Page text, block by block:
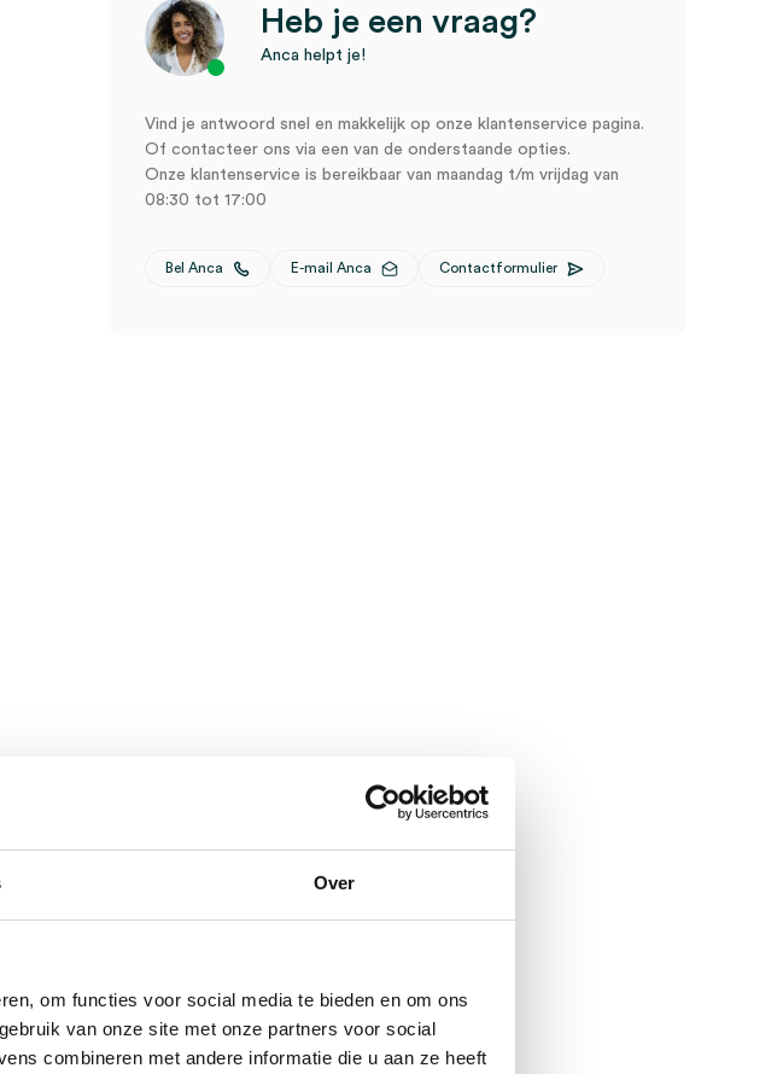
Over
om functies voor social media te bieden en om ons
van onze site met onze partners voor social
combineren met andere informatie die u aan ze heeft
Heb je een vraag?
Anca helpt je!
Vind je antwoord snel en makkelijk op onze klantenservice pagina.
Of contacteer ons via een van de onderstaande opties.
Onze klantenservice is bereikbaar van maandag t/m vrijdag van
08:30 tot 17:00
Bel Anca E-mail Anca Contactformulier